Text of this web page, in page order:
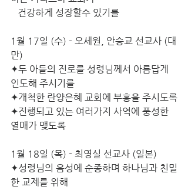
건강하게 성장할수 있기를
1월 17일 (수) - 오세원, 안승교 선교사 (대
만)
✦두 아들의 진로를 성령님께서 아름답게
인도해 주시기를
✦개척한 란양은혜 교회에 부흥을 주시도록
✦진행되고 있는 여러가지 사역에 풍성한
열매가 맺도록
1월 18일 (목) - 최영실 선교사 (일본)
✦성령님의 음성에 순종하며 하나님과 친밀
한 교제를 위해